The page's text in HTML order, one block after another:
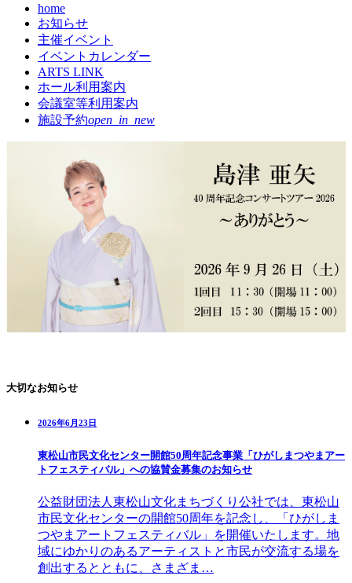
home現
在
の
ペ
ー
ジ
お知らせ
主催イベント
イベントカレンダー
ARTS LINK
ホール利用案内
会議室等利用案内
施設予約open_in_new
大切なお知らせ
2026年6月23日
東松山市民文化センター開館50周年記念事業「ひがしまつやまアー
トフェスティバル」への協賛金募集のお知らせ
公益財団法人東松山文化まちづくり公社では、東松山
市民文化センターの開館50周年を記念し、「ひがしま
つやまアートフェスティバル」を開催いたします。地
域にゆかりのあるアーティストと市民が交流する場を
創出するとともに、さまざま…